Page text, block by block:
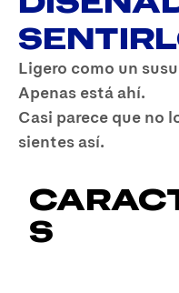
Ligero como un
Apenas está ahí.
Casi parece que no
sientes así.
S